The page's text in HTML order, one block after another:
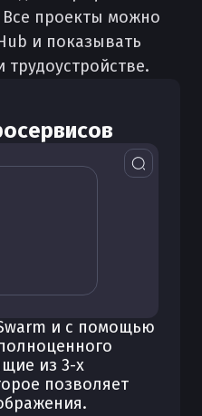
Все проекты можно
и показывать
трудоустройстве.
и с помощью
из 3-х
позволяет